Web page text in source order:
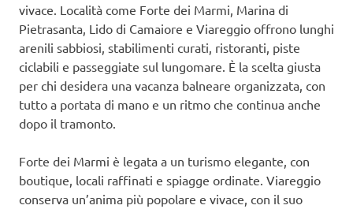
vivace. Località come Forte dei Marmi, Marina di
Pietrasanta, Lido di Camaiore e Viareggio offrono lunghi
arenili sabbiosi, stabilimenti curati, ristoranti, piste
ciclabili e passeggiate sul lungomare. È la scelta giusta
per chi desidera una vacanza balneare organizzata, con
tutto a portata di mano e un ritmo che continua anche
dopo il tramonto.
Forte dei Marmi è legata a un turismo elegante, con
boutique, locali raffinati e spiagge ordinate. Viareggio
conserva un’anima più popolare e vivace, con il suo